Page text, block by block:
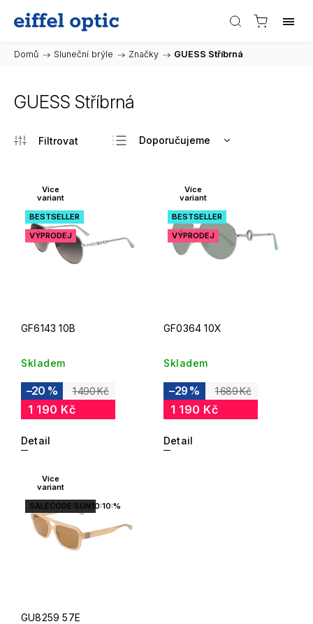
Domů / Sluneční brýle / Značky / GUESS Stříbrná
GUESS Stříbrná
Doporučujeme
Nejdražší
Abecedně
Více
variant
BESTSELLER
VÝPRODEJ
GF6143 10B
Skladem
1 490 Kč
–20 %
1 190 Kč
Detail
Více
variant
BESTSELLER
VÝPRODEJ
GF0364 10X
Skladem
1 689 Kč
–29 %
1 190 Kč
Detail
Více
variant
SALECODE:SUN10:10:%
GU8259 57E